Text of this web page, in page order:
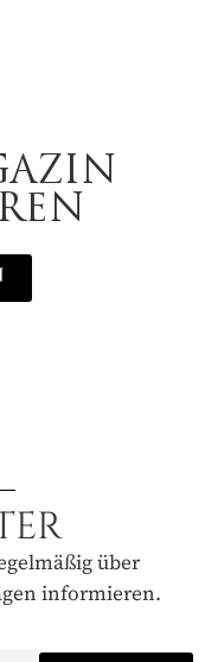
über
informieren.